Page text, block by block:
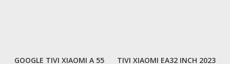
GOOGLE TIVI XIAOMI A 55
TIVI XIAOMI EA32 INCH 2023